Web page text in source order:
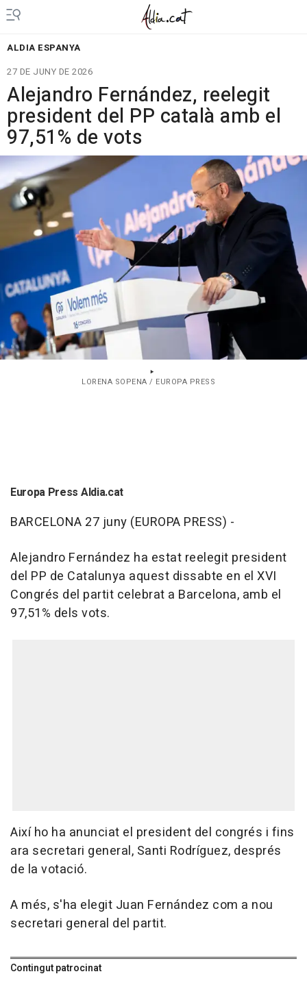
ALDIA ESPANYA
27 DE JUNY DE 2026
Alejandro Fernández, reelegit
president del PP català amb el
97,51% de vots
LORENA SOPENA / EUROPA PRESS
Europa Press Aldia.cat
BARCELONA 27 juny (EUROPA PRESS) -
Alejandro Fernández ha estat reelegit president
del PP de Catalunya aquest dissabte en el XVI
Congrés del partit celebrat a Barcelona, amb el
97,51% dels vots.
Així ho ha anunciat el president del congrés i fins
ara secretari general, Santi Rodríguez, després
de la votació.
A més, s'ha elegit Juan Fernández com a nou
secretari general del partit.
Contingut patrocinat